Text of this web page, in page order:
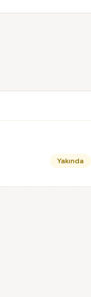
Yakında